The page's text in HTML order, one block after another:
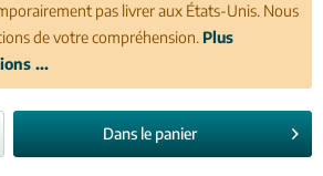
pas livrer aux États-Unis. Nous
de votre compréhension. Plus
...
Dans le panier